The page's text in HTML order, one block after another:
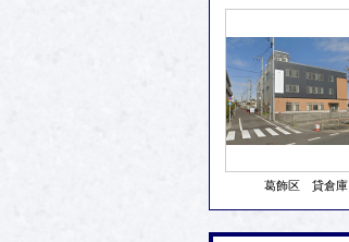
葛飾区 貸倉庫